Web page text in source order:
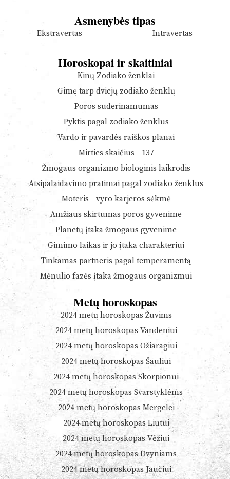
Asmenybės tipas
Ekstravertas Intravertas
Horoskopai ir skaitiniai
Kinų Zodiako ženklai
Gimę tarp dviejų zodiako ženklų
Poros suderinamumas
Pyktis pagal zodiako ženklus
Vardo ir pavardės raiškos planai
Mirties skaičius - 137
Žmogaus organizmo biologinis laikrodis
Atsipalaidavimo pratimai pagal zodiako ženklus
Moteris - vyro karjeros sėkmė
Amžiaus skirtumas poros gyvenime
Planetų įtaka žmogaus gyvenime
Gimimo laikas ir jo įtaka charakteriui
Tinkamas partneris pagal temperamentą
Mėnulio fazės įtaka žmogaus organizmui
Metų horoskopas
2024 metų horoskopas Žuvims
2024 metų horoskopas Vandeniui
2024 metų horoskopas Ožiaragiui
2024 metų horoskopas Šauliui
2024 metų horoskopas Skorpionui
2024 metų horoskopas Svarstyklėms
2024 metų horoskopas Mergelei
2024 metų horoskopas Liūtui
2024 metų horoskopas Vėžiui
2024 metų horoskopas Dvyniams
2024 metų horoskopas Jaučiui